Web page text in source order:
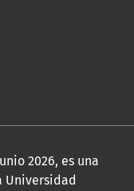
2026, es una